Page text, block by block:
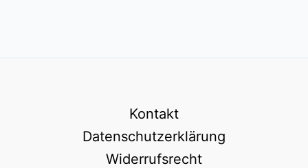
Kontakt
Datenschutzerklärung
Widerrufsrecht